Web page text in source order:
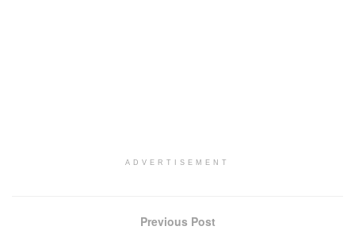
ADVERTISEMENT
Previous Post